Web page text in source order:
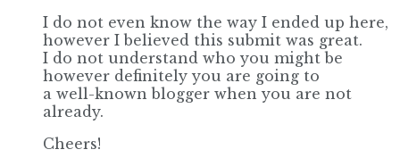
I do not even know the way I ended up here,
however I believed this submit was great.
I do not understand who you might be
however definitely you are going to
a well-known blogger when you are not
already.
Cheers!